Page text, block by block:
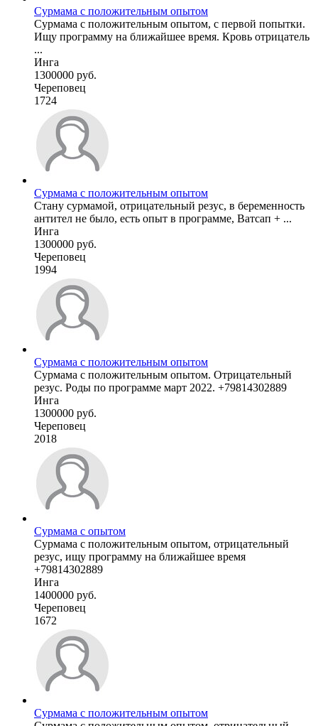
Сурмама с положительным опытом
Сурмама с положительным опытом, с первой попытки.
Ищу программу на ближайшее время. Кровь отрицатель
...
Инга
1300000 руб.
Череповец
1724
Сурмама с положительным опытом
Стану сурмамой, отрицательный резус, в беременность
антител не было, есть опыт в программе, Ватсап + ...
Инга
1300000 руб.
Череповец
1994
Сурмама с положительным опытом
Сурмама с положительным опытом. Отрицательный
резус. Роды по программе март 2022. +79814302889
Инга
1300000 руб.
Череповец
2018
Сурмама с опытом
Сурмама с положительным опытом, отрицательный
резус, ищу программу на ближайшее время
+79814302889
Инга
1400000 руб.
Череповец
1672
Сурмама с положительным опытом